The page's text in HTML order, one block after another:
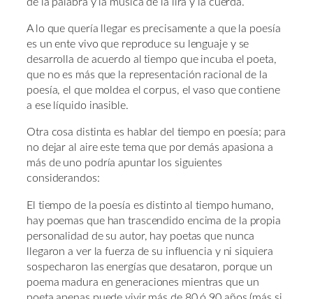
A lo que quería llegar es precisamente a que la poesía
es un ente vivo que reproduce su lenguaje y se
desarrolla de acuerdo al tiempo que incuba el poeta,
que no es más que la representación racional de la
poesía, el que moldea el corpus, el vaso que contiene
a ese líquido inasible.
Otra cosa distinta es hablar del tiempo en poesía; para
no dejar al aire este tema que por demás apasiona a
más de uno podría apuntar los siguientes
considerandos:
El tiempo de la poesía es distinto al tiempo humano,
hay poemas que han trascendido encima de la propia
personalidad de su autor, hay poetas que nunca
llegaron a ver la fuerza de su influencia y ni siquiera
sospecharon las energías que desataron, porque un
poema madura en generaciones mientras que un